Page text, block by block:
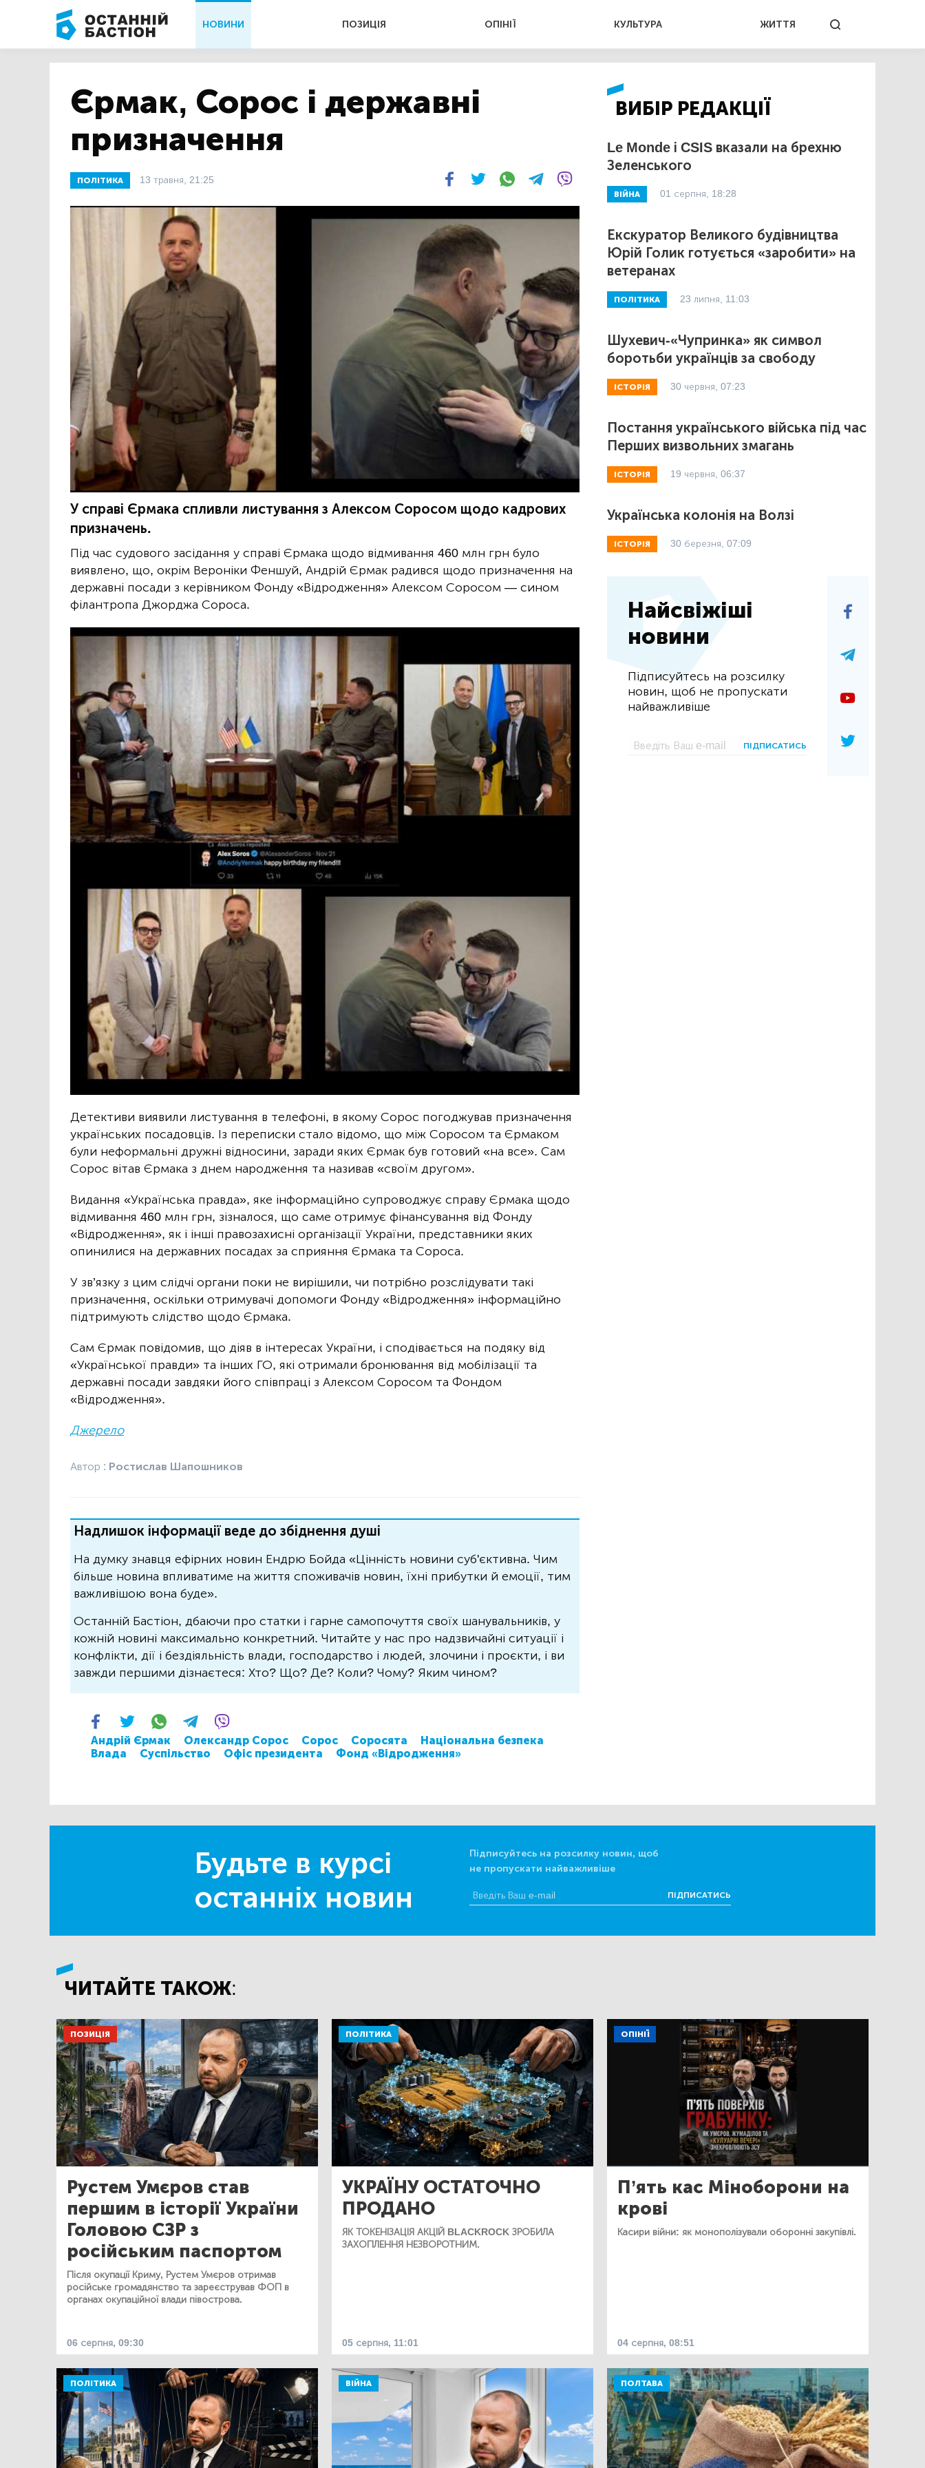
НОВИНИ ПОЗИЦІЯ ОПІНІЇ КУЛЬТУРА ЖИТТЯ
Єрмак, Сорос і державні
призначення
ПОЛІТИКА 13 травня, 21:25
У справі Єрмака спливли листування з Алексом Соросом щодо кадрових
призначень.
Під час судового засідання у справі Єрмака щодо відмивання 460 млн грн було
виявлено, що, окрім Вероніки Феншуй, Андрій Єрмак радився щодо призначення на
державні посади з керівником Фонду «Відродження» Алексом Соросом — сином
філантропа Джорджа Сороса.
Детективи виявили листування в телефоні, в якому Сорос погоджував призначення
українських посадовців. Із переписки стало відомо, що між Соросом та Єрмаком
були неформальні дружні відносини, заради яких Єрмак був готовий «на все». Сам
Сорос вітав Єрмака з днем народження та називав «своїм другом».
Видання «Українська правда», яке інформаційно супроводжує справу Єрмака щодо
відмивання 460 млн грн, зізналося, що саме отримує фінансування від Фонду
«Відродження», як і інші правозахисні організації України, представники яких
опинилися на державних посадах за сприяння Єрмака та Сороса.
У зв’язку з цим слідчі органи поки не вирішили, чи потрібно розслідувати такі
призначення, оскільки отримувачі допомоги Фонду «Відродження» інформаційно
підтримують слідство щодо Єрмака.
Сам Єрмак повідомив, що діяв в інтересах України, і сподівається на подяку від
«Української правди» та інших ГО, які отримали бронювання від мобілізації та
державні посади завдяки його співпраці з Алексом Соросом та Фондом
«Відродження».
Джерело
Автор : Ростислав Шапошников
Надлишок інформації веде до збіднення душі
На думку знавця ефірних новин Ендрю Бойда «Цінність новини суб'єктивна. Чим
більше новина впливатиме на життя споживачів новин, їхні прибутки й емоції, тим
важливішою вона буде».
Останній Бастіон, дбаючи про статки і гарне самопочуття своїх шанувальників, у
кожній новині максимально конкретний. Читайте у нас про надзвичайні ситуації і
конфлікти, дії і бездіяльність влади, господарство і людей, злочини і проєкти, і ви
завжди першими дізнаєтеся: Хто? Що? Де? Коли? Чому? Яким чином?
Андрій Єрмак Олександр Сорос Сорос Соросята
Національна безпека
Влада
Суспільство Офіс президента Фонд «Відродження»
ВИБІР РЕДАКЦІЇ
Le Monde і CSIS вказали на брехню
Зеленського
ВІЙНА 01 серпня, 18:28
Екскуратор Великого будівництва
Юрій Голик готується «заробити» на
ветеранах
ПОЛІТИКА 23 липня, 11:03
Шухевич-«Чупринка» як символ
боротьби українців за свободу
ІСТОРІЯ 30 червня, 07:23
Постання українського війська під час
Перших визвольних змагань
ІСТОРІЯ 19 червня, 06:37
Українська колонія на Волзі
ІСТОРІЯ 30 березня, 07:09
Найсвіжіші
новини
Підписуйтесь на розсилку
новин, щоб не пропускати
найважливіше
ПІДПИСАТИСЬ
Будьте в курсі
останніх новин
Підписуйтесь на розсилку новин, щоб
не пропускати найважливіше
ПІДПИСАТИСЬ
ЧИТАЙТЕ ТАКОЖ:
ПОЗИЦІЯ
Рустем Умєров став
першим в історії України
Головою СЗР з
російським паспортом
Після окупації Криму, Рустем Умєров отримав
російське громадянство та зареєстрував ФОП в
органах окупаційної влади півострова.
06 серпня, 09:30
ПОЛІТИКА
УКРАЇНУ ОСТАТОЧНО
ПРОДАНО
ЯК ТОКЕНІЗАЦІЯ АКЦІЙ BLACKROCK ЗРОБИЛА
ЗАХОПЛЕННЯ НЕЗВОРОТНИМ.
05 серпня, 11:01
ОПІНІЇ
П’ять кас Міноборони на
крові
Касири війни: як монополізували оборонні закупівлі.
04 серпня, 08:51
ПОЛІТИКА ВІЙНА ПОЛТАВА